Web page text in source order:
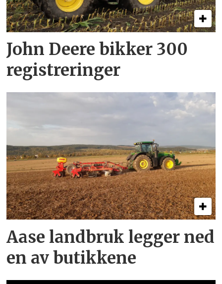
John Deere bikker 300
registreringer
Aase landbruk legger ned
en av butikkene